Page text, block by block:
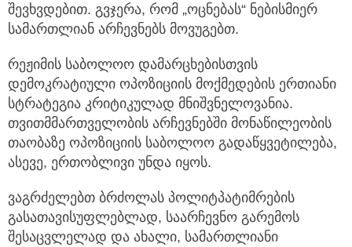
შევხვდებით. გვჯერა, რომ „ოცნებას“ ნებისმიერ
სამართლიან არჩევნებს მოვუგებთ.
რეჟიმის საბოლოო დამარცხებისთვის
დემოკრატიული ოპოზიციის მოქმედების ერთიანი
სტრატეგია კრიტიკულად მნიშვნელოვანია.
თვითმმართველობის არჩევნებში მონაწილეობის
თაობაზე ოპოზიციის საბოლოო გადაწყვეტილება,
ასევე, ერთობლივი უნდა იყოს.
ვაგრძელებთ ბრძოლას პოლიტპატიმრების
გასათავისუფლებლად, საარჩევნო გარემოს
შესაცვლელად და ახალი, სამართლიანი